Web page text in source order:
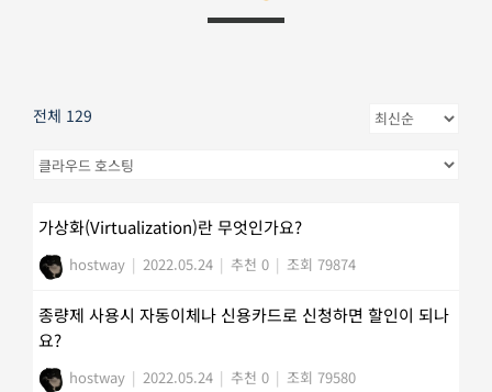
전체 129
가상화(Virtualization)란 무엇인가요?
hostway | 2022.05.24 | 추천 0 | 조회 79874
종량제 사용시 자동이체나 신용카드로 신청하면 할인이 되나
요?
hostway | 2022.05.24 | 추천 0 | 조회 79580